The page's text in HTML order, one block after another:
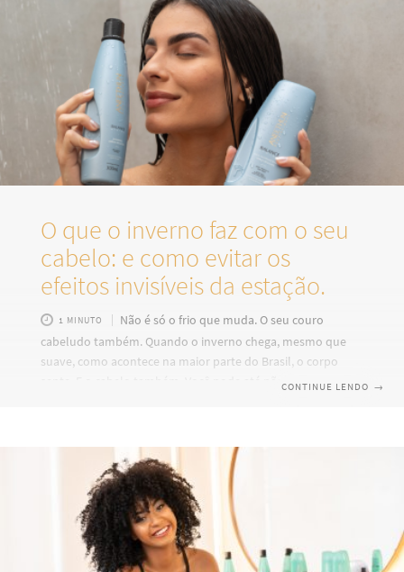
com mais facilidade quando o cabelo está: Poroso
Ressecado Com o pH
O que o inverno faz com o seu
cabelo: e como evitar os
efeitos invisíveis da estação.
1 MINUTO
Não é só o frio que muda. O seu couro
cabeludo também. Quando o inverno chega, mesmo que
suave, como acontece na maior parte do Brasil, o corpo
sente. E o cabelo também. Você pode até não perceber de
Menos lavagens. Mais água quente. Resultado? Um couro
cabeludo reativo. É natural no frio: a gente
CONTINUE LENDO →